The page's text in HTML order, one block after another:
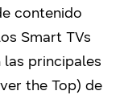
contenido
Smart TVs
las principales
the Top) de